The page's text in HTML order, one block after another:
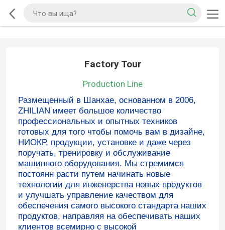
Factory Tour
Production Line
Размещенный в Шанхае, основанном в 2006,
ZHILIAN имеет большое количество
профессиональных и опытных техников
готовых для того чтобы помочь вам в дизайне,
НИОКР, продукции, установке и даже через
поручать, тренировку и обслуживание
машинного оборудования. Мы стремимся
постоянн расти путем начинать новые
технологии для инженерства новых продуктов
и улучшать управление качеством для
обеспечения самого высокого стандарта наших
продуктов, направляя на обеспечивать наших
клиентов всемирно с высокой